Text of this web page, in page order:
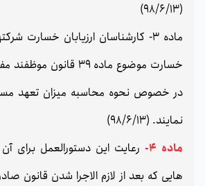
(98/6/13)
ماده 3- کارشناسان ارزیابان خسارت
خسارت موضوع ماده 39
در خصوص نحوه محاسبه میزان تعهد
نمایند. (98/6/13)
ماده 4-
رعایت این دستورالعمل برای
هایی که بعد از لازم الاجرا شدن قانون